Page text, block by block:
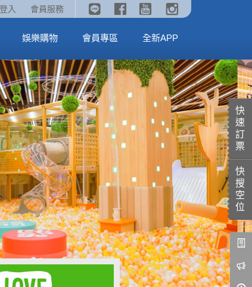
入 會員服務
預售中《汪汪隊立大功：恐龍大電影》
場版吉伊卡哇》🥤威秀獨家電影套餐🥤
全台熱賣中
MORE
娛樂購物 會員專區 全新APP
快
速
訂
票
快
搜
空
位